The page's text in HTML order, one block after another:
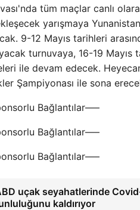
tüm maçlar canlı
yarışmaya
9-12 Mayıs tarihleri
turnuvaya, 16-19 Mayıs
ile devam edecek.
Şampiyonası ile sona
Bağlantılar—–
Bağlantılar—–
Bağlantılar—–
uçak seyahatlerinde
kaldırıyor